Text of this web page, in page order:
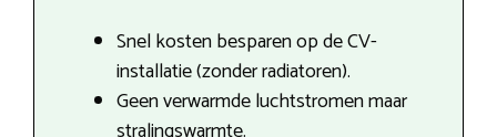
Snel kosten besparen op de CV-
installatie (zonder radiatoren).
Geen verwarmde luchtstromen maar